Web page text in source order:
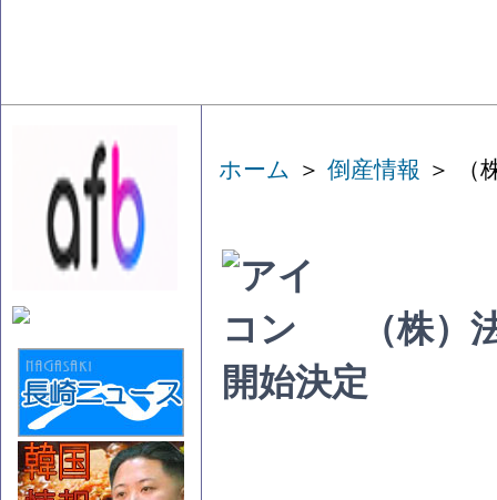
ホーム ＞ 倒産情報 ＞ （
（株）
開始決定